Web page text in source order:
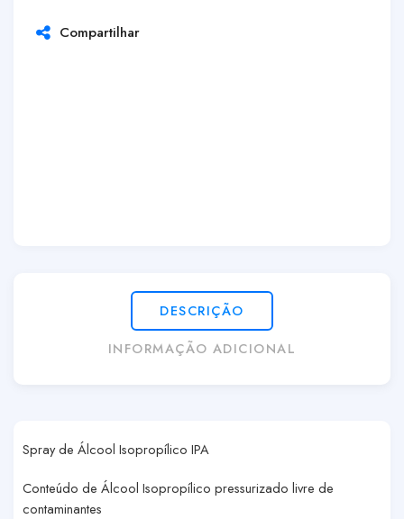
Compartilhar
DESCRIÇÃO
INFORMAÇÃO ADICIONAL
Spray de Álcool Isopropílico IPA
Conteúdo de Álcool Isopropílico pressurizado livre de
contaminantes